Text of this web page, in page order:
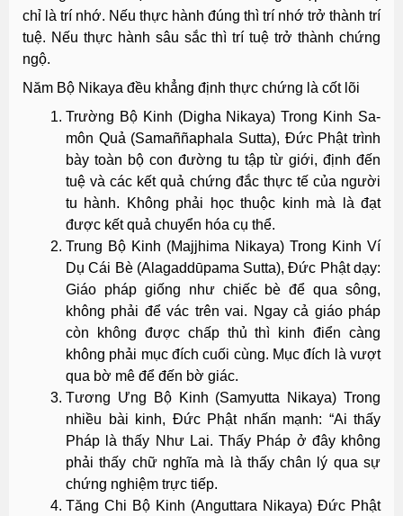
chỉ là trí nhớ. Nếu thực hành đúng thì trí nhớ trở thành trí
tuệ. Nếu thực hành sâu sắc thì trí tuệ trở thành chứng
ngộ.
Năm Bộ Nikaya đều khẳng định thực chứng là cốt lõi
Trường Bộ Kinh (Digha Nikaya) Trong Kinh Sa-
môn Quả (Samaññaphala Sutta), Đức Phật trình
bày toàn bộ con đường tu tập từ giới, định đến
tuệ và các kết quả chứng đắc thực tế của người
tu hành. Không phải học thuộc kinh mà là đạt
được kết quả chuyển hóa cụ thể.
Trung Bộ Kinh (Majjhima Nikaya) Trong Kinh Ví
Dụ Cái Bè (Alagaddūpama Sutta), Đức Phật dạy:
Giáo pháp giống như chiếc bè để qua sông,
không phải để vác trên vai. Ngay cả giáo pháp
còn không được chấp thủ thì kinh điển càng
không phải mục đích cuối cùng. Mục đích là vượt
qua bờ mê để đến bờ giác.
Tương Ưng Bộ Kinh (Samyutta Nikaya) Trong
nhiều bài kinh, Đức Phật nhấn mạnh: “Ai thấy
Pháp là thấy Như Lai. Thấy Pháp ở đây không
phải thấy chữ nghĩa mà là thấy chân lý qua sự
chứng nghiệm trực tiếp.
Tăng Chi Bộ Kinh (Anguttara Nikaya) Đức Phật